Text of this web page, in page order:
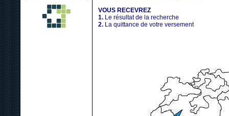
VOUS RECEVREZ
1. Le résultat de la recherche
2. La quittance de votre versement